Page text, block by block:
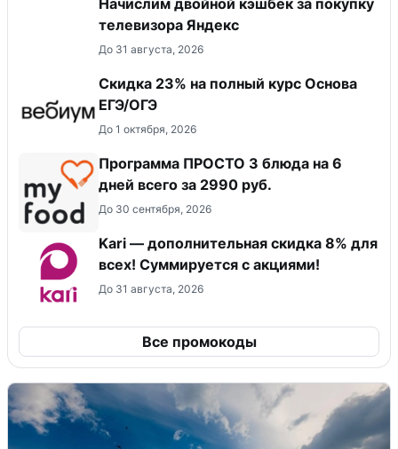
телевизора Яндекс
До 31 августа, 2026
Скидка 23% на полный курс Основа
ЕГЭ/ОГЭ
До 1 октября, 2026
Программа ПРОСТО 3 блюда на 6
дней всего за 2990 руб.
До 30 сентября, 2026
Kari — дополнительная скидка 8% для
всех! Суммируется с акциями!
До 31 августа, 2026
Все промокоды